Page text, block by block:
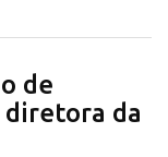
de
diretora da